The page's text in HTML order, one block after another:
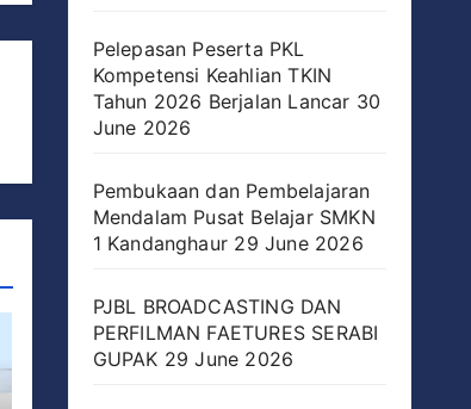
Pelepasan Peserta PKL
Kompetensi Keahlian TKIN
Tahun 2026 Berjalan Lancar 30
June 2026
Pembukaan dan Pembelajaran
Mendalam Pusat Belajar SMKN
1 Kandanghaur 29 June 2026
PJBL BROADCASTING DAN
PERFILMAN FAETURES SERABI
GUPAK 29 June 2026